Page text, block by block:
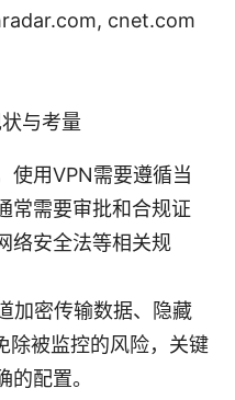
cnet.com
与考量
使用VPN需要遵循当
常需要审批和合规证
络安全法等相关规
加密传输数据、隐藏
除被监控的风险，关键
配置。